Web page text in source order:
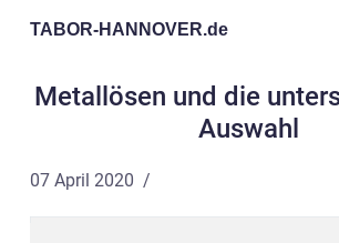
TABOR-HANNOVER.de
Metallösen und die
Auswahl
07 April 2020